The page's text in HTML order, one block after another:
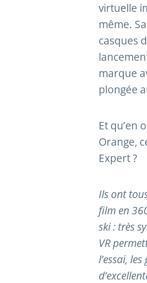
virtuelle
même.
casques
marque
plongée
Et qu’en
Orange,
Expert ?
Ils ont
film en
ski : très
VR
l’essai,